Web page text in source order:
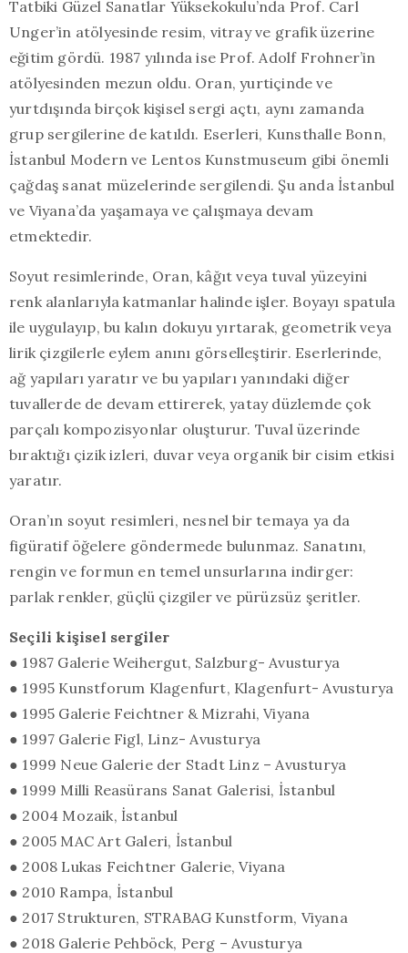
Tatbiki Güzel Sanatlar Yüksekokulu’nda Prof. Carl
Unger’in atölyesinde resim, vitray ve grafik üzerine
eğitim gördü. 1987 yılında ise Prof. Adolf Frohner’in
atölyesinden mezun oldu. Oran, yurtiçinde ve
yurtdışında birçok kişisel sergi açtı, aynı zamanda
grup sergilerine de katıldı. Eserleri, Kunsthalle Bonn,
İstanbul Modern ve Lentos Kunstmuseum gibi önemli
çağdaş sanat müzelerinde sergilendi. Şu anda İstanbul
ve Viyana’da yaşamaya ve çalışmaya devam
etmektedir.
Soyut resimlerinde, Oran, kâğıt veya tuval yüzeyini
renk alanlarıyla katmanlar halinde işler. Boyayı spatula
ile uygulayıp, bu kalın dokuyu yırtarak, geometrik veya
lirik çizgilerle eylem anını görselleştirir. Eserlerinde,
ağ yapıları yaratır ve bu yapıları yanındaki diğer
tuvallerde de devam ettirerek, yatay düzlemde çok
parçalı kompozisyonlar oluşturur. Tuval üzerinde
bıraktığı çizik izleri, duvar veya organik bir cisim etkisi
yaratır.
Oran’ın soyut resimleri, nesnel bir temaya ya da
figüratif öğelere göndermede bulunmaz. Sanatını,
rengin ve formun en temel unsurlarına indirger:
parlak renkler, güçlü çizgiler ve pürüzsüz şeritler.
Seçili kişisel sergiler
● 1987 Galerie Weihergut, Salzburg- Avusturya
● 1995 Kunstforum Klagenfurt, Klagenfurt- Avusturya
● 1995 Galerie Feichtner & Mizrahi, Viyana
● 1997 Galerie Figl, Linz- Avusturya
● 1999 Neue Galerie der Stadt Linz – Avusturya
● 1999 Milli Reasürans Sanat Galerisi, İstanbul
● 2004 Mozaik, İstanbul
● 2005 MAC Art Galeri, İstanbul
● 2008 Lukas Feichtner Galerie, Viyana
● 2010 Rampa, İstanbul
● 2017 Strukturen, STRABAG Kunstform, Viyana
● 2018 Galerie Pehböck, Perg – Avusturya